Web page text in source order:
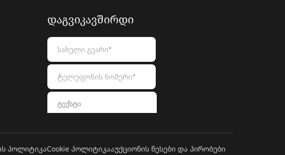
ᲓᲐᲒᲕᲘᲙᲐᲕᲨᲘᲠᲓᲘ
პოლიტიკაCookie პოლიტიკააუქციონის წესები და პირობები